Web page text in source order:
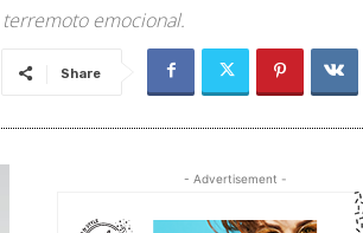
emocional.
Share
- Advertisement -